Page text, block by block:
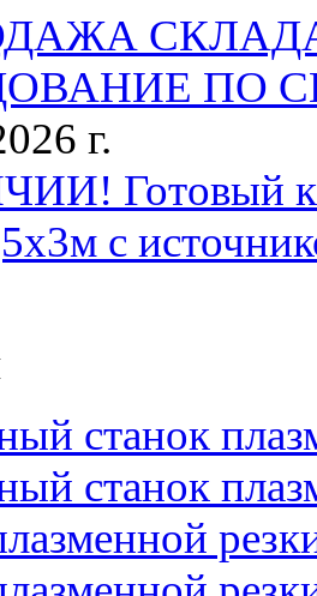
ПО
г.
Готовый к
с
станок
станок